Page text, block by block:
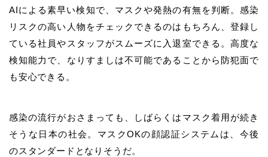
AIによる素早い検知で、マスクや発熱の有無を判断。感染
リスクの高い人物をチェックできるのはもちろん、登録し
ている社員やスタッフがスムーズに入退室できる。高度な
検知能力で、なりすましは不可能であることから防犯面で
も安心できる。
感染の流行がおさまっても、しばらくはマスク着用が続き
そうな日本の社会。マスクOKの顔認証システムは、今後
のスタンダードとなりそうだ。